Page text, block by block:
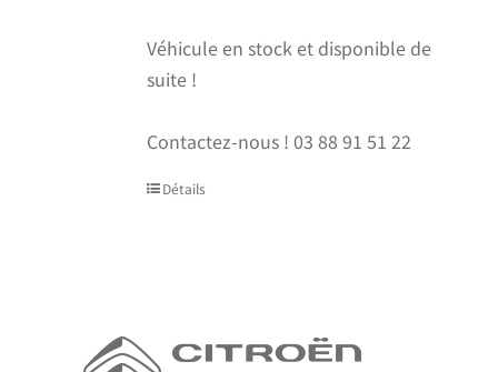
Véhicule en stock et disponible de
suite !
Contactez-nous !03 88 91 51 22
Détails